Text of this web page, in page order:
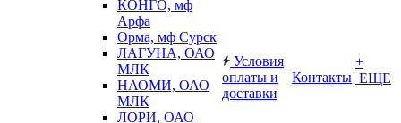
КОНГО, мф
Арфа
Орма, мф Сурск
ЛАГУНА, ОАО
МЛК
НАОМИ, ОАО
МЛК
ЛОРИ, ОАО
Условия
оплаты и
доставки
Контакты
+
ЕЩЕ